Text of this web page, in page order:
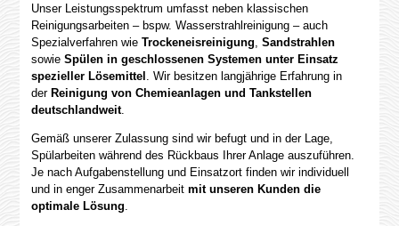
Unser Leistungsspektrum umfasst neben klassischen
Reinigungsarbeiten – bspw. Wasserstrahlreinigung – auch
Spezialverfahren wie Trockeneisreinigung Sandstrahlen
sowie Spülen in geschlossenen Systemen unter Einsatz
spezieller Lösemittel . Wir besitzen langjährige Erfahrung in
der Reinigung von Chemieanlagen und Tankstellen
deutschlandweit.
Gemäß unserer Zulassung sind wir befugt und in der Lage,
Spülarbeiten während des Rückbaus Ihrer Anlage auszuführen.
Je nach Aufgabenstellung und Einsatzort finden wir individuell
und in enger Zusammenarbeit mit unseren Kunden die
optimale Lösung